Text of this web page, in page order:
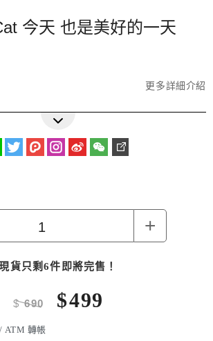
今天 也是美好的一天
更多詳細介紹
+
貨只剩6件即將完售！
$690 $499
ATM 轉帳